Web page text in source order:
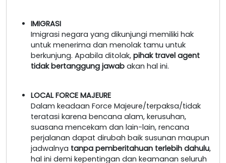
IMIGRASI
Imigrasi negara yang dikunjungi memiliki hak
untuk menerima dan menolak tamu untuk
berkunjung. Apabila ditolak, pihak travel agent
tidak bertanggung jawab akan hal ini.
LOCAL FORCE MAJEURE
Dalam keadaan Force Majeure/terpaksa/tidak
teratasi karena bencana alam, kerusuhan,
suasana mencekam dan lain-lain, rencana
perjalanan dapat dirubah baik susunan maupun
jadwalnya tanpa pemberitahuan terlebih dahulu,
hal ini demi kepentingan dan keamanan seluruh